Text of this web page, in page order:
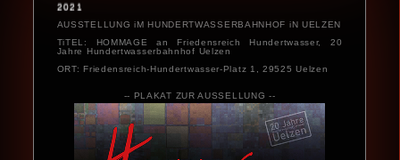
2021
AUSSTELLUNG iM HUNDERT­WASSER­BAHNHOF iN UELZEN
TiTEL: HOMMAGE an Friedensreich Hundertwasser, 20
Jahre Hundert­wasser­bahnhof Uelzen
ORT: Friedensreich-Hundertwasser-Platz 1, 29525 Uelzen
-- PLAKAT ZUR AUSSELLUNG --